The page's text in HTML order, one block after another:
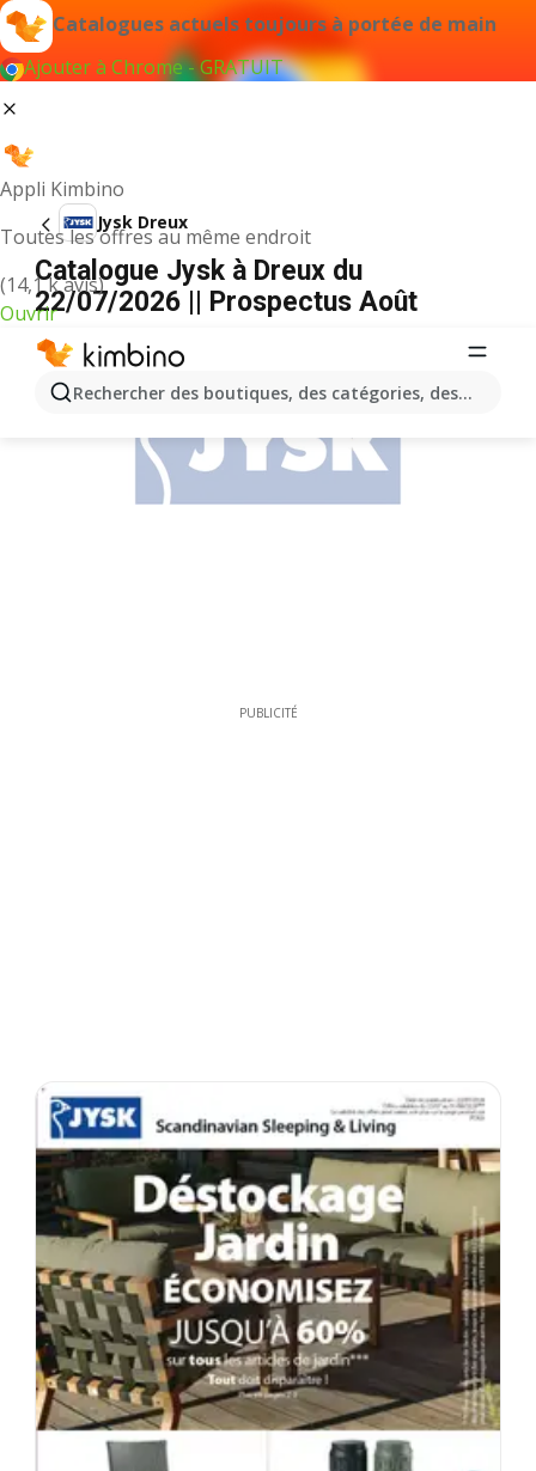
Catalogues actuels toujours à portée de main
Ajouter à Chrome - GRATUIT
Appli Kimbino
Toutes les offres au même endroit
(14,1 k avis)
Ouvrir
Rechercher des boutiques, des catégories, des
Jysk Dreux
Catalogue Jysk à Dreux du
22/07/2026 || Prospectus Août
PUBLICITÉ